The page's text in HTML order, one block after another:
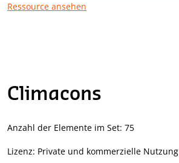
Ressource ansehen
Climacons
Anzahl der Elemente im Set: 75
Lizenz: Private und kommerzielle Nutzung